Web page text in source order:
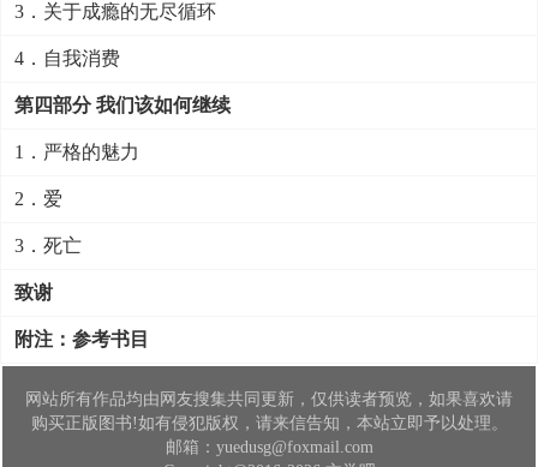
3．关于成瘾的无尽循环
4．自我消费
第四部分 我们该如何继续
1．严格的魅力
2．爱
3．死亡
致谢
附注：参考书目
网站所有作品均由网友搜集共同更新，仅供读者预览，如果喜欢请
购买正版图书!如有侵犯版权，请来信告知，本站立即予以处理。
邮箱：yuedusg@foxmail.com